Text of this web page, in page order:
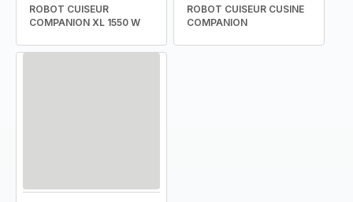
ROBOT CUISEUR
COMPANION XL 1550 W
ROBOT CUISEUR CUSINE
COMPANION